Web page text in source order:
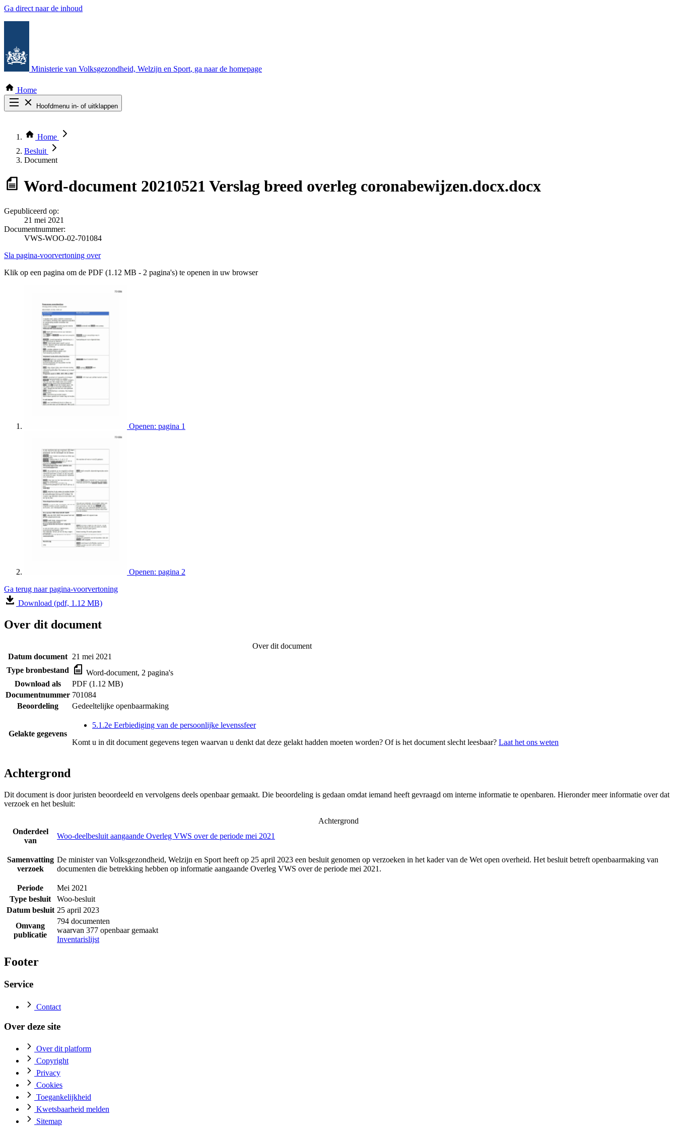
Ga direct naar de inhoud
Ministerie van Volksgezondheid, Welzijn en Sport, ga naar de homepage
Home
Hoofdmenu in- of uitklappen
Thema COVID-19
Bekijk per bestuursorgaan
Home
Besluit
Document
Word-document 20210521 Verslag breed overleg coronabewijzen.docx.docx
Gepubliceerd op:
21 mei 2021
Documentnummer:
VWS-WOO-02-701084
Sla pagina-voorvertoning over
Klik op een pagina om de PDF (1.12 MB - 2 pagina's) te openen in uw browser
Openen: pagina 1
Openen: pagina 2
Ga terug naar pagina-voorvertoning
Download (pdf, 1.12 MB)
Over dit document
Over dit document
Datum document 21 mei 2021
Type bronbestand
Word-document, 2 pagina's
Download als
PDF (1.12 MB)
Documentnummer 701084
Beoordeling
Gedeeltelijke openbaarmaking
Gelakte gegevens
5.1.2e Eerbiediging van de persoonlijke levenssfeer
Komt u in dit document gegevens tegen waarvan u denkt dat deze gelakt hadden moeten worden? Of is het document slecht leesbaar? Laat het ons weten
Achtergrond
Dit document is door juristen beoordeeld en vervolgens deels openbaar gemaakt. Die beoordeling is gedaan omdat iemand heeft gevraagd om interne informatie te openbaren. Hieronder meer informatie over dat
verzoek en het besluit:
Achtergrond
Onderdeel
van
Woo-deelbesluit aangaande Overleg VWS over de periode mei 2021
Samenvatting
verzoek
De minister van Volksgezondheid, Welzijn en Sport heeft op 25 april 2023 een besluit genomen op verzoeken in het kader van de Wet open overheid. Het besluit betreft openbaarmaking van
documenten die betrekking hebben op informatie aangaande Overleg VWS over de periode mei 2021.
Periode
Mei 2021
Type besluit
Woo-besluit
Datum besluit 25 april 2023
Omvang
publicatie
794 documenten
waarvan 377 openbaar gemaakt
Inventarislijst
Footer
Service
Contact
Over deze site
Over dit platform
Copyright
Privacy
Cookies
Toegankelijkheid
Kwetsbaarheid melden
Sitemap